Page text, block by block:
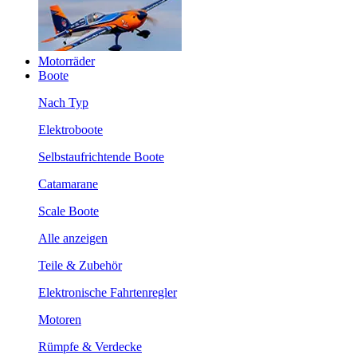
Motorräder
Boote
Nach Typ
Elektroboote
Selbstaufrichtende Boote
Catamarane
Scale Boote
Alle anzeigen
Teile & Zubehör
Elektronische Fahrtenregler
Motoren
Rümpfe & Verdecke